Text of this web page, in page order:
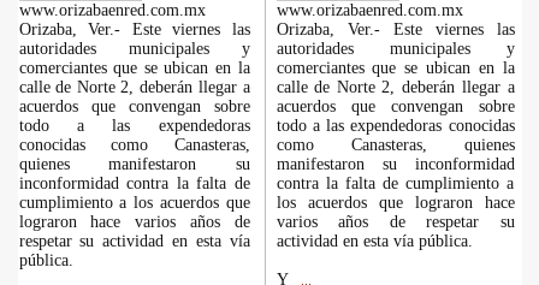
www.orizabaenred.com.mx
Orizaba, Ver.- Este viernes las
autoridades municipales y
comerciantes que se ubican en la
calle de Norte 2, deberán llegar a
acuerdos que convengan sobre
todo a las expendedoras
conocidas como Canasteras,
quienes manifestaron su
inconformidad contra la falta de
cumplimiento a los acuerdos que
lograron hace varios años de
respetar su actividad en esta vía
pública.
www.orizabaenred.com.mx
Orizaba, Ver.- Este viernes las
autoridades municipales y
comerciantes que se ubican en la
calle de Norte 2, deberán llegar a
acuerdos que convengan sobre
todo a las expendedoras conocidas
como Canasteras, quienes
manifestaron su inconformidad
contra la falta de cumplimiento a
los acuerdos que lograron hace
varios años de respetar su
actividad en esta vía pública.
Y